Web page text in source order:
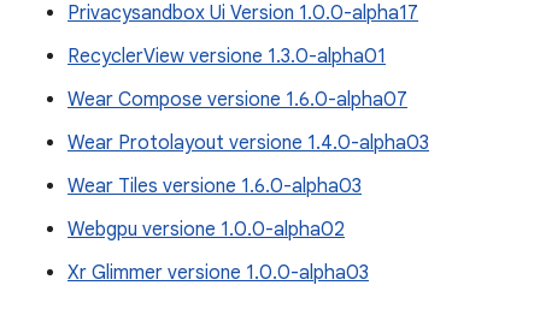
Privacysandbox Ui Version 1.0.0-alpha17
RecyclerView versione 1.3.0-alpha01
Wear Compose versione 1.6.0-alpha07
Wear Protolayout versione 1.4.0-alpha03
Wear Tiles versione 1.6.0-alpha03
Webgpu versione 1.0.0-alpha02
Xr Glimmer versione 1.0.0-alpha03